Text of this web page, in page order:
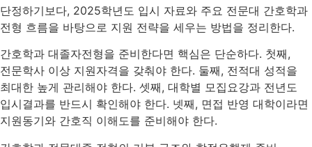
단정하기보다, 2025학년도 입시 자료와 주요 전문대 간호학과
전형 흐름을 바탕으로 지원 전략을 세우는 방법을 정리한다.
간호학과 대졸자전형을 준비한다면 핵심은 단순하다. 첫째,
전문학사 이상 지원자격을 갖춰야 한다. 둘째, 전적대 성적을
최대한 높게 관리해야 한다. 셋째, 대학별 모집요강과 전년도
입시결과를 반드시 확인해야 한다. 넷째, 면접 반영 대학이라면
지원동기와 간호직 이해도를 준비해야 한다.